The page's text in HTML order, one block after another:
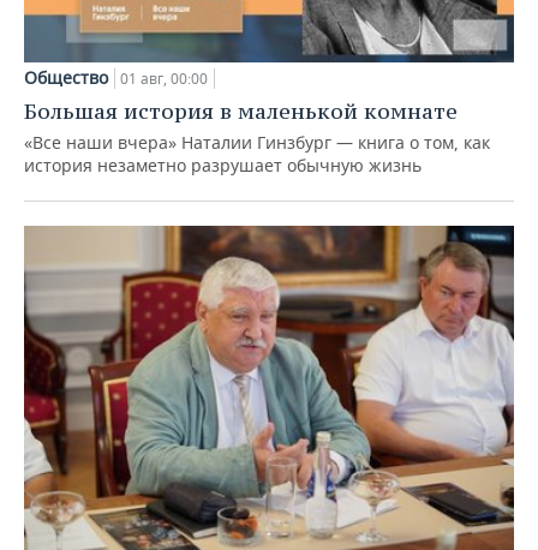
Общество 01 авг, 00:00
Большая история в маленькой комнате
«Все наши вчера» Наталии Гинзбург — книга о том, как
история незаметно разрушает обычную жизнь